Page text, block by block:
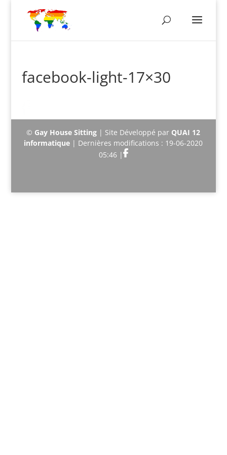
facebook-light-17×30
© Gay House Sitting | Site Développé par QUAI 12
informatique | Dernières modifications : 19-06-2020
05:46 |